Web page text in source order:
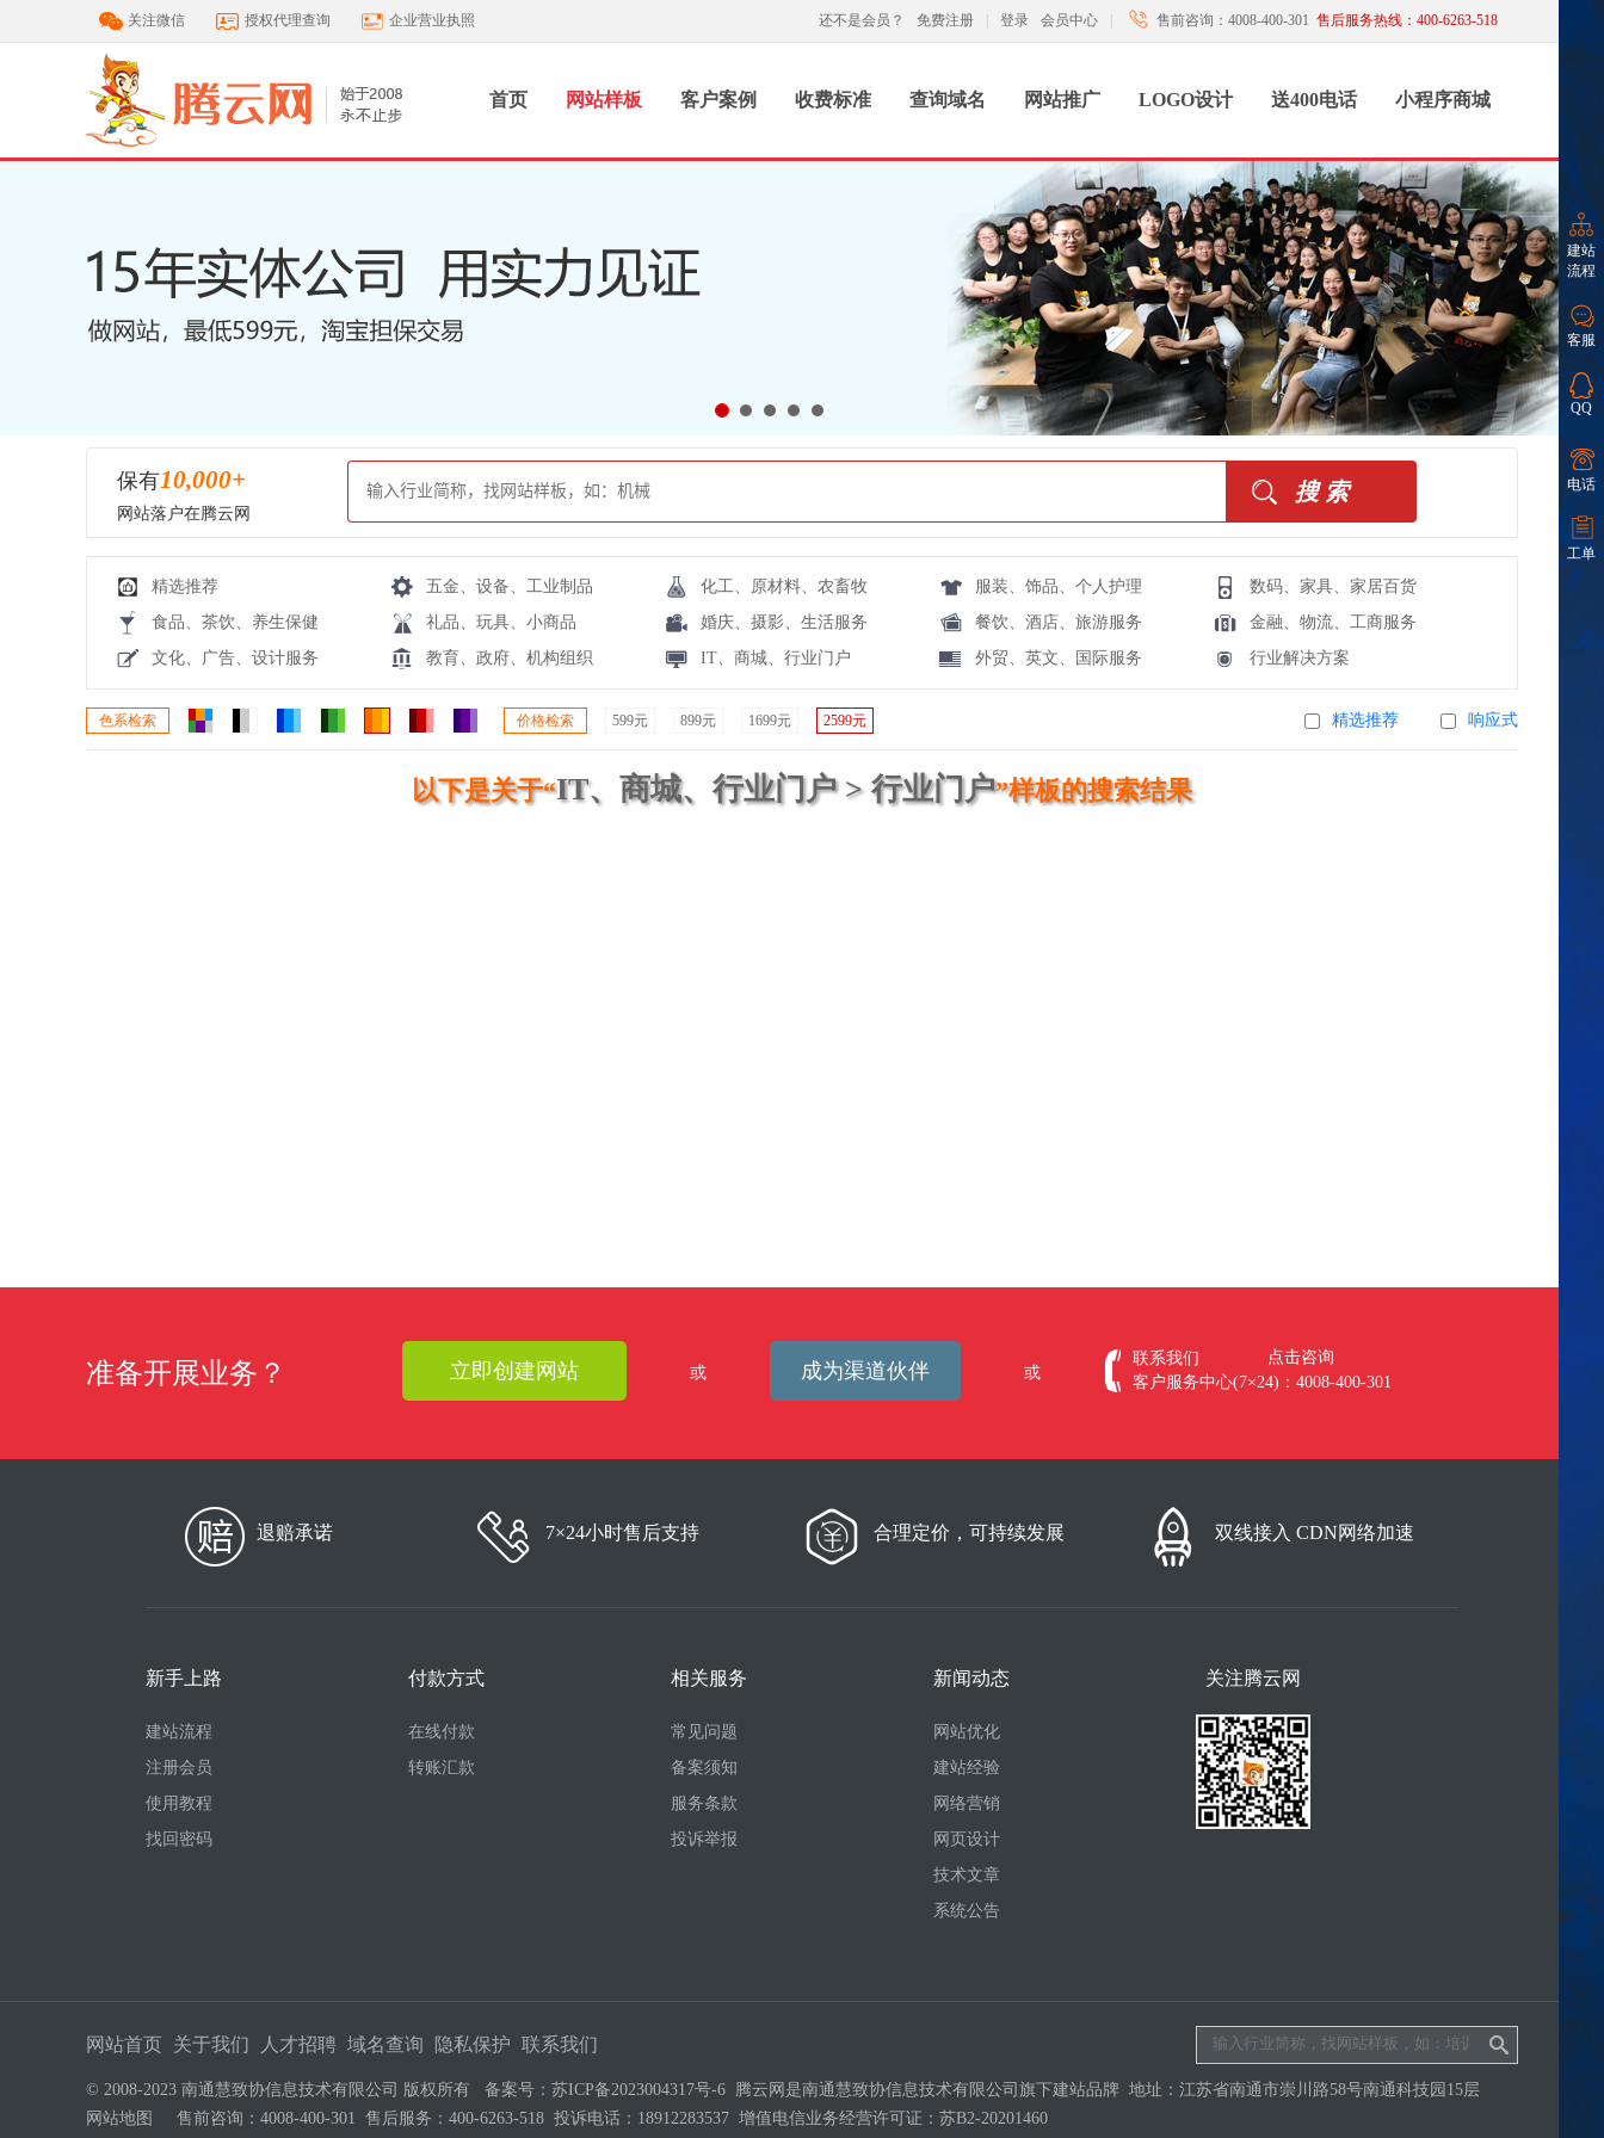
建站
流程
客服
QQ
电话
工单
关注微信 授权代理查询 企业营业执照 售前咨询：4008-400-301 售后服务热线：400-6263-518
会员中心
登录
免费注册
还不是会员？
首页 网站样板 客户案例 收费标准 查询域名 网站推广 LOGO设计 送400电话 小程序商城
保有10,000+
网站落户在腾云网
精选推荐 五金、设备、工业制品 化工、原材料、农畜牧 服装、饰品、个人护理
数码、家具、家居百货
食品、茶饮、养生保健
礼品、玩具、小商品 婚庆、摄影、生活服务 餐饮、酒店、旅游服务
金融、物流、工商服务
文化、广告、设计服务
教育、政府、机构组织 IT、商城、行业门户 外贸、英文、国际服务 行业解决方案
色系检索 价格检索 599元 899元 1699元 2599元 响应式
精选推荐
以下是关于“IT、商城、行业门户 > 行业门户”样板的搜索结果
准备开展业务？ 立即创建网站 或 成为渠道伙伴 或
点击咨询
联系我们
客户服务中心(7×24)：4008-400-301
退赔承诺 7×24小时售后支持 合理定价，可持续发展 双线接入 CDN网络加速
新手上路
建站流程
注册会员
使用教程
找回密码
付款方式
在线付款
转账汇款
相关服务
常见问题
备案须知
服务条款
投诉举报
新闻动态
网站优化
建站经验
网络营销
网页设计
技术文章
系统公告
关注腾云网
网站首页 关于我们 人才招聘 域名查询 隐私保护 联系我们
© 2008-2023 南通慧致协信息技术有限公司 版权所有 备案号： 苏ICP备2023004317号-6 腾云网是南通慧致协信息技术有限公司旗下建站品牌 地址：江苏省南通市崇川路58号南通科技园15层
网站地图
售前咨询：4008-400-301 售后服务：400-6263-518 投诉电话：18912283537 增值电信业务经营许可证： 苏B2-20201460